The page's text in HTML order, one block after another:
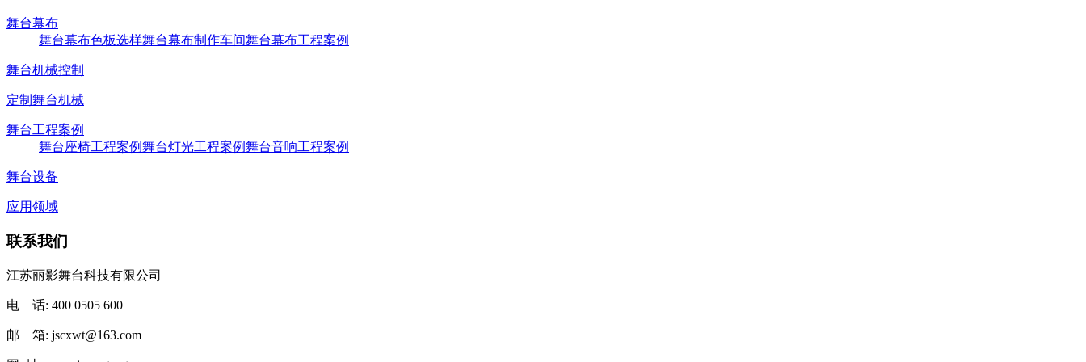
舞台幕布
舞台幕布色板选样舞台幕布制作车间舞台幕布工程案例
舞台机械控制
定制舞台机械
舞台工程案例
舞台座椅工程案例舞台灯光工程案例舞台音响工程案例
舞台设备
应用领域
联系我们
江苏丽影舞台科技有限公司
电 话: 400 0505 600
邮 箱: jscxwt@163.com